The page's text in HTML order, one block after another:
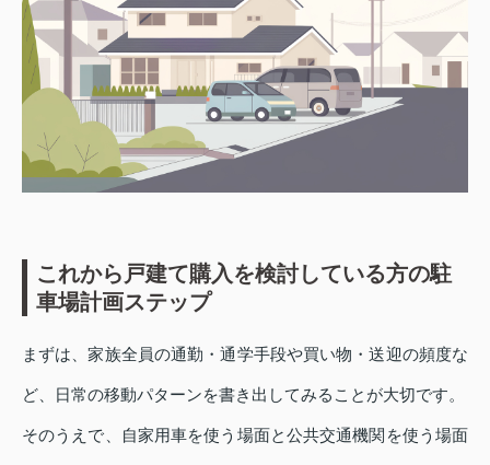
これから戸建て購入を検討している方の駐
車場計画ステップ
まずは、家族全員の通勤・通学手段や買い物・送迎の頻度な
ど、日常の移動パターンを書き出してみることが大切です。
そのうえで、自家用車を使う場面と公共交通機関を使う場面